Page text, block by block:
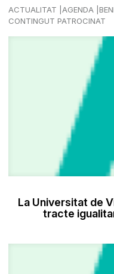
ACTUALITAT AGENDA
CONTINGUT PATROCINAT
La Universitat de
tracte